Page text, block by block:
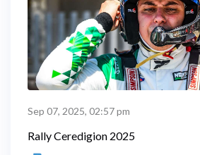
Sep 07, 2025, 02:57 pm
Rally Ceredigion 2025